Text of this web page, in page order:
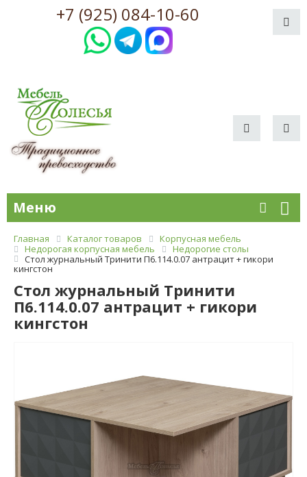
+7 (925) 084-10-60
Меню
Главная Каталог товаров
Корпусная мебель
Недорогая корпусная мебель
Недорогие столы
Стол журнальный Тринити П6.114.0.07 антрацит + гикори
кингстон
Стол журнальный Тринити
П6.114.0.07 антрацит + гикори
кингстон